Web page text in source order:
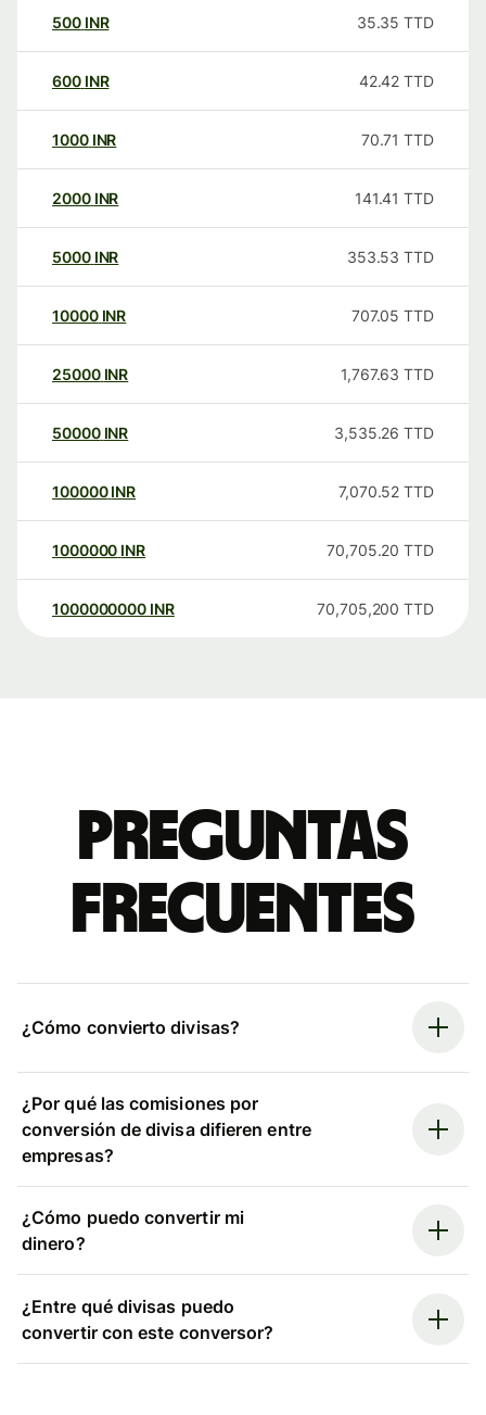
500 INR 35.35 TTD
600 INR 42.42 TTD
1000 INR 70.71 TTD
2000 INR 141.41 TTD
5000 INR 353.53 TTD
10000 INR 707.05 TTD
25000 INR 1,767.63 TTD
50000 INR 3,535.26 TTD
100000 INR 7,070.52 TTD
1000000 INR 70,705.20 TTD
1000000000 INR 70,705,200 TTD
Preguntas
frecuentes
¿Cómo convierto divisas?
¿Por qué las comisiones por
conversión de divisa difieren entre
empresas?
¿Cómo puedo convertir mi
dinero?
¿Entre qué divisas puedo
convertir con este conversor?